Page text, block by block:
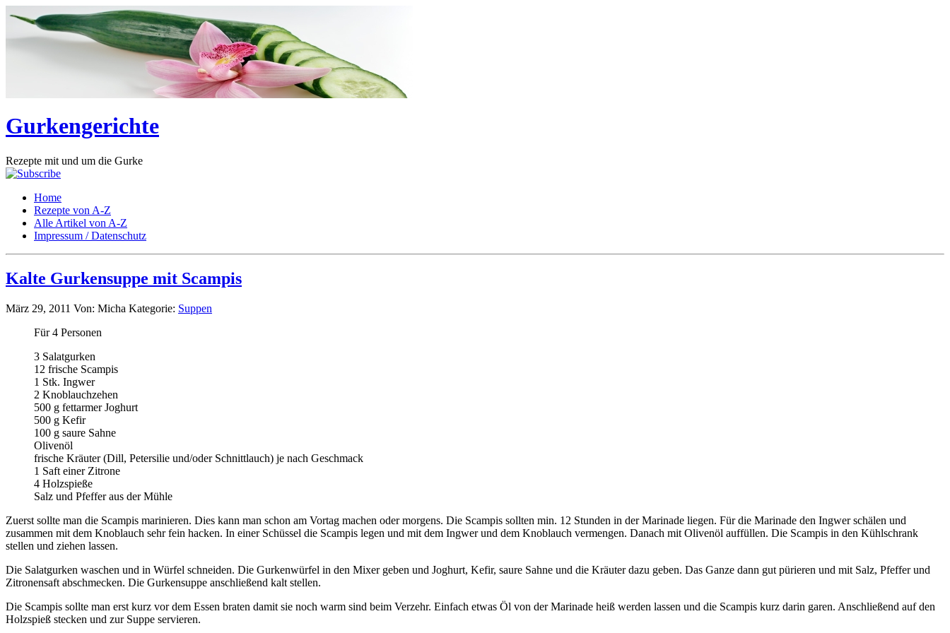
Gurkengerichte
Rezepte mit und um die Gurke
Home
Rezepte von A-Z
Alle Artikel von A-Z
Impressum / Datenschutz
Kalte Gurkensuppe mit Scampis
März 29, 2011 Von: Micha Kategorie: Suppen
Für 4 Personen
3 Salatgurken
12 frische Scampis
1 Stk. Ingwer
2 Knoblauchzehen
500 g fettarmer Joghurt
500 g Kefir
100 g saure Sahne
Olivenöl
frische Kräuter (Dill, Petersilie und/oder Schnittlauch) je nach Geschmack
1 Saft einer Zitrone
4 Holzspieße
Salz und Pfeffer aus der Mühle
Zuerst sollte man die Scampis marinieren. Dies kann man schon am Vortag machen oder morgens. Die Scampis sollten min. 12 Stunden in der Marinade liegen. Für die Marinade den Ingwer schälen und
zusammen mit dem Knoblauch sehr fein hacken. In einer Schüssel die Scampis legen und mit dem Ingwer und dem Knoblauch vermengen. Danach mit Olivenöl auffüllen. Die Scampis in den Kühlschrank
stellen und ziehen lassen.
Die Salatgurken waschen und in Würfel schneiden. Die Gurkenwürfel in den Mixer geben und Joghurt, Kefir, saure Sahne und die Kräuter dazu geben. Das Ganze dann gut pürieren und mit Salz, Pfeffer und
Zitronensaft abschmecken. Die Gurkensuppe anschließend kalt stellen.
Die Scampis sollte man erst kurz vor dem Essen braten damit sie noch warm sind beim Verzehr. Einfach etwas Öl von der Marinade heiß werden lassen und die Scampis kurz darin garen. Anschließend auf den
Holzspieß stecken und zur Suppe servieren.